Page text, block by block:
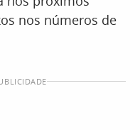
nos números de